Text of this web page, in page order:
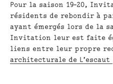
Pour la saison 19-20,
résidents de rebondir à
ayant émergés lors de la
Invitation leur est faite
liens entre leur propre
architecturale de L’escaut